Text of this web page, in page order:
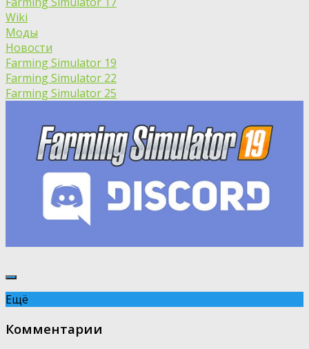
Wiki
Моды
Новости
Farming Simulator 19
Farming Simulator 22
Farming Simulator 25
Ещё
Комментарии